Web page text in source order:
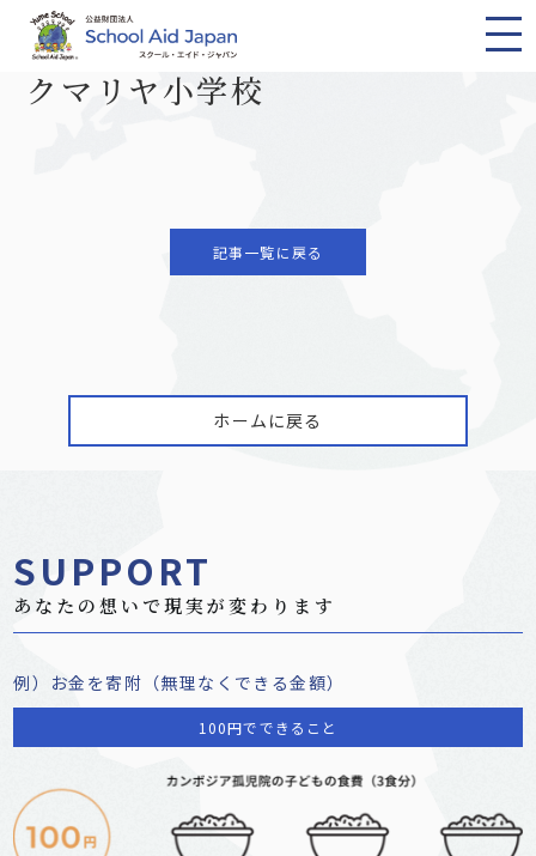
TOP ニュース一覧
2021.07.23
クマリヤ小学校
記事一覧に戻る
ホームに戻る
SUPPORT
あなたの想いで現実が変わります
例）お金を寄附（無理なくできる金額）
100円でできること